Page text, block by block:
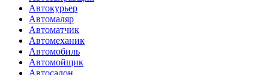
Автокурьер
Автомаляр
Автоматчик
Автомеханик
Автомобиль
Автомойщик
Автосалон